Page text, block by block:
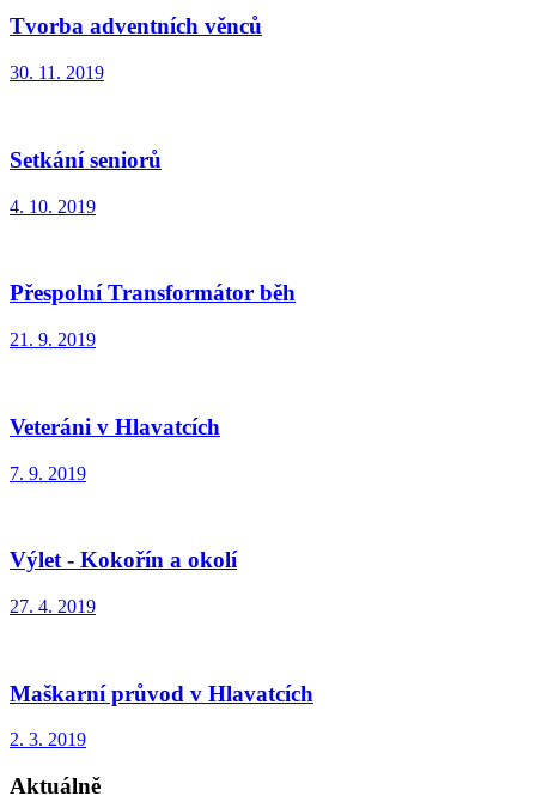
Tvorba adventních věnců
30. 11. 2019
Setkání seniorů
4. 10. 2019
Přespolní Transformátor běh
21. 9. 2019
Veteráni v Hlavatcích
7. 9. 2019
Výlet - Kokořín a okolí
27. 4. 2019
Maškarní průvod v Hlavatcích
2. 3. 2019
Aktuálně